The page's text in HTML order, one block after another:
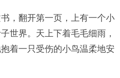
，翻开第一页，上有一个小
世界。天上下着毛毛细雨，
着一只受伤的小鸟温柔地安